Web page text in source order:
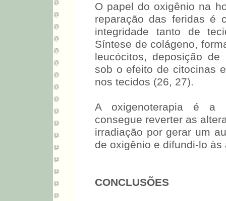
O papel do oxigênio na
reparação das feridas é
integridade tanto de
Síntese de colágeno,
leucócitos, deposição
sob o efeito de citocinas
nos tecidos (26, 27).
A oxigenoterapia é a
consegue reverter as
irradiação por gerar um
de oxigênio e difundi-lo
CONCLUSÕES